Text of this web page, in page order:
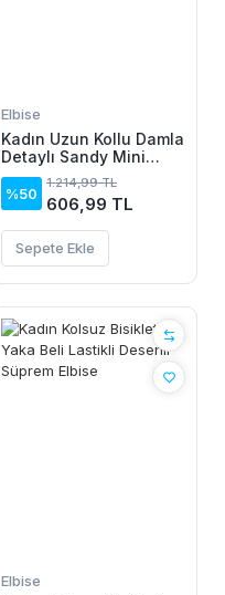
Elbise
Kadın Uzun Kollu Damla
Detaylı Sandy Mini
Elbise
%50
1.214,99 TL
606,99 TL
Sepete Ekle
Elbise